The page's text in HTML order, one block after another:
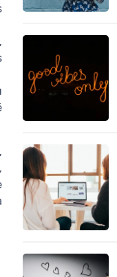
,